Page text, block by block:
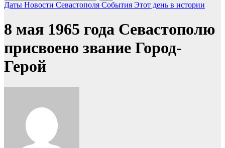
Даты Новости Севастополя События Этот день в истории
8 мая 1965 года Севастополю
присвоено звание Город-
Герой